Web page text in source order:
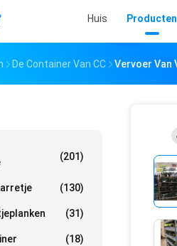
Huis Producten
De Container Van CC Vervoer Van
(201)
(130)
(31)
(18)